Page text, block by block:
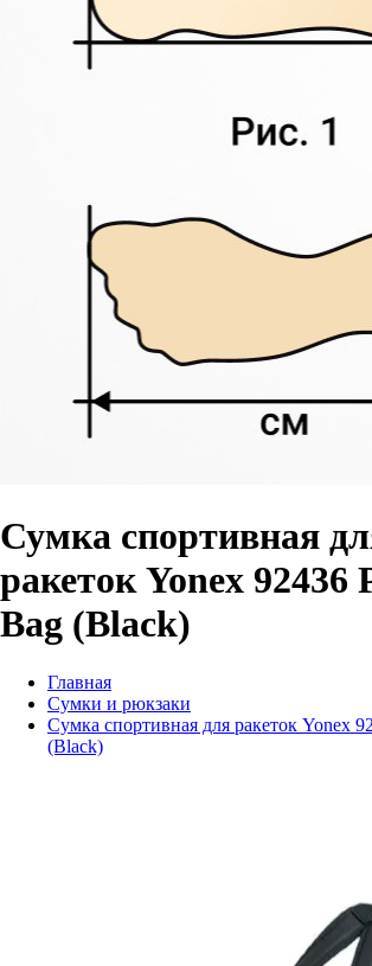
Сумка спортивная
ракеток Yonex 92436
Bag (Black)
Главная
Сумки и рюкзаки
Сумка спортивная для ракеток Yonex
(Black)